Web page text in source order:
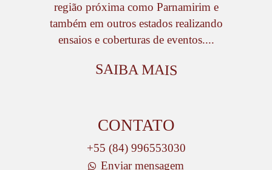
região próxima como Parnamirim e
também em outros estados realizando
ensaios e coberturas de eventos....
SAIBA MAIS
CONTATO
+55 (84) 996553030
Enviar mensagem